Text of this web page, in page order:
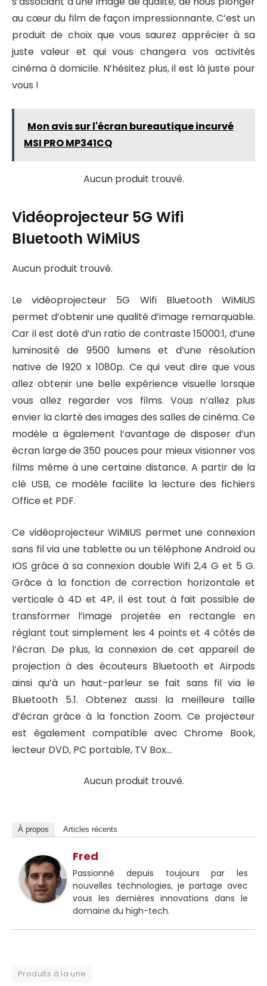
au cœur du film de façon impressionnante. C’est un
produit de choix que vous saurez apprécier à sa
juste valeur et qui vous changera vos activités
cinéma à domicile. N’hésitez plus, il est là juste pour
vous !
Mon avis sur l'écran bureautique incurvé
MSI PRO MP341CQ
Aucun produit trouvé.
Vidéoprojecteur 5G Wifi
Bluetooth WiMiUS
Aucun produit trouvé.
Le vidéoprojecteur 5G Wifi Bluetooth WiMiUS
permet d’obtenir une qualité d’image remarquable.
Car il est doté d’un ratio de contraste 15000:1, d’une
luminosité de 9500 lumens et d’une résolution
native de 1920 x 1080p. Ce qui veut dire que vous
allez obtenir une belle expérience visuelle lorsque
vous allez regarder vos films. Vous n’allez plus
envier la clarté des images des salles de cinéma. Ce
modèle a également l’avantage de disposer d’un
écran large de 350 pouces pour mieux visionner vos
films même à une certaine distance. A partir de la
clé USB, ce modèle facilite la lecture des fichiers
Office et PDF.
Ce vidéoprojecteur WiMiUS permet une connexion
sans fil via une tablette ou un téléphone Android ou
IOS grâce à sa connexion double Wifi 2,4 G et 5 G.
Grâce à la fonction de correction horizontale et
verticale à 4D et 4P, il est tout à fait possible de
transformer l’image projetée en rectangle en
réglant tout simplement les 4 points et 4 côtés de
l’écran. De plus, la connexion de cet appareil de
projection à des écouteurs Bluetooth et Airpods
ainsi qu’à un haut-parleur se fait sans fil via le
Bluetooth 5.1. Obtenez aussi la meilleure taille
d’écran grâce à la fonction Zoom. Ce projecteur
est également compatible avec Chrome Book,
lecteur DVD, PC portable, TV Box…
Aucun produit trouvé.
À propos Articles récents
Fred
Passionné depuis toujours par les
nouvelles technologies, je partage avec
vous les dernières innovations dans le
domaine du high-tech.
Produits à la une